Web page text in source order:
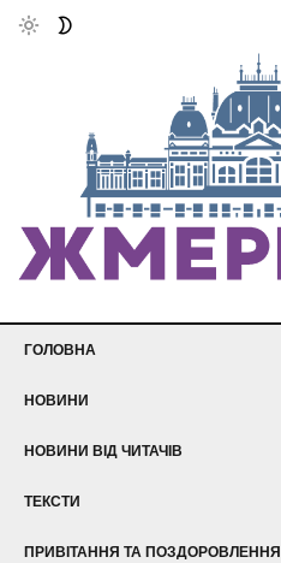
ГОЛОВНА
НОВИНИ
НОВИНИ ВІД ЧИТАЧІВ
ТЕКСТИ
ПРИВІТАННЯ ТА ПОЗДОРОВЛЕННЯ